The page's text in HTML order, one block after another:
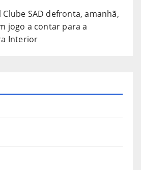
SAD defronta, amanhã,
jogo a contar para a
Interior